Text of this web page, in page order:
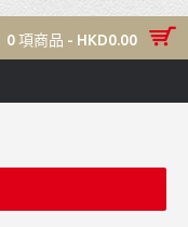
0 項商品 - HKD0.00